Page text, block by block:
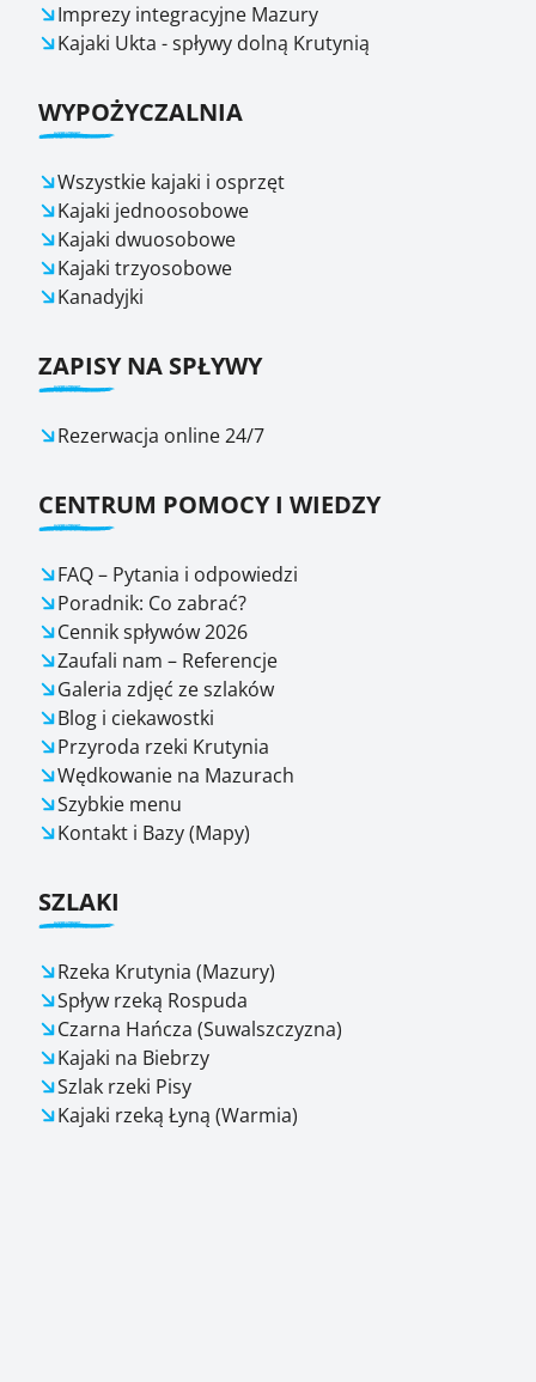
Imprezy integracyjne Mazury
Kajaki Ukta - spływy dolną Krutynią
WYPOŻYCZALNIA
Wszystkie kajaki i osprzęt
Kajaki jednoosobowe
Kajaki dwuosobowe
Kajaki trzyosobowe
Kanadyjki
ZAPISY NA SPŁYWY
Rezerwacja online 24/7
CENTRUM POMOCY I WIEDZY
FAQ – Pytania i odpowiedzi
Poradnik: Co zabrać?
Cennik spływów 2026
Zaufali nam – Referencje
Galeria zdjęć ze szlaków
Blog i ciekawostki
Przyroda rzeki Krutynia
Wędkowanie na Mazurach
Szybkie menu
Kontakt i Bazy (Mapy)
SZLAKI
Rzeka Krutynia (Mazury)
Spływ rzeką Rospuda
Czarna Hańcza (Suwalszczyzna)
Kajaki na Biebrzy
Szlak rzeki Pisy
Kajaki rzeką Łyną (Warmia)